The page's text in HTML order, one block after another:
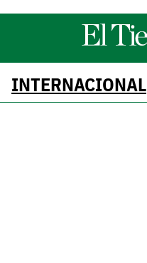
INTERNACIONAL